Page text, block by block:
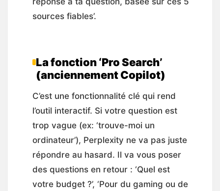
sources fiables’.
La fonction ‘Pro Search’
(anciennement Copilot)
C’est une fonctionnalité clé qui rend
l’outil interactif. Si votre question est
trop vague (ex: ‘trouve-moi un
ordinateur’), Perplexity ne va pas juste
répondre au hasard. Il va vous poser
des questions en retour : ‘Quel est
votre budget ?’, ‘Pour du gaming ou de